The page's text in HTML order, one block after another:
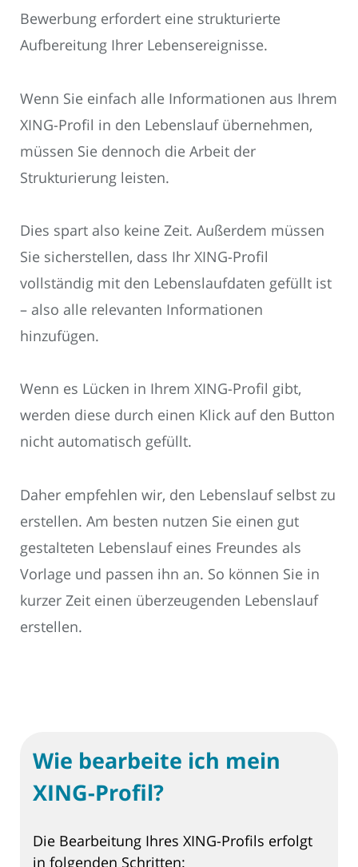
Bewerbung erfordert eine strukturierte
Aufbereitung Ihrer Lebensereignisse.
Wenn Sie einfach alle Informationen aus Ihrem
XING-Profil in den Lebenslauf übernehmen,
müssen Sie dennoch die Arbeit der
Strukturierung leisten.
Dies spart also keine Zeit. Außerdem müssen
Sie sicherstellen, dass Ihr XING-Profil
vollständig mit den Lebenslaufdaten gefüllt ist
– also alle relevanten Informationen
hinzufügen.
Wenn es Lücken in Ihrem XING-Profil gibt,
werden diese durch einen Klick auf den Button
nicht automatisch gefüllt.
Daher empfehlen wir, den Lebenslauf selbst zu
erstellen. Am besten nutzen Sie einen gut
gestalteten Lebenslauf eines Freundes als
Vorlage und passen ihn an. So können Sie in
kurzer Zeit einen überzeugenden Lebenslauf
erstellen.
Wie bearbeite ich mein
XING-Profil?
Die Bearbeitung Ihres XING-Profils erfolgt
in folgenden Schritten: